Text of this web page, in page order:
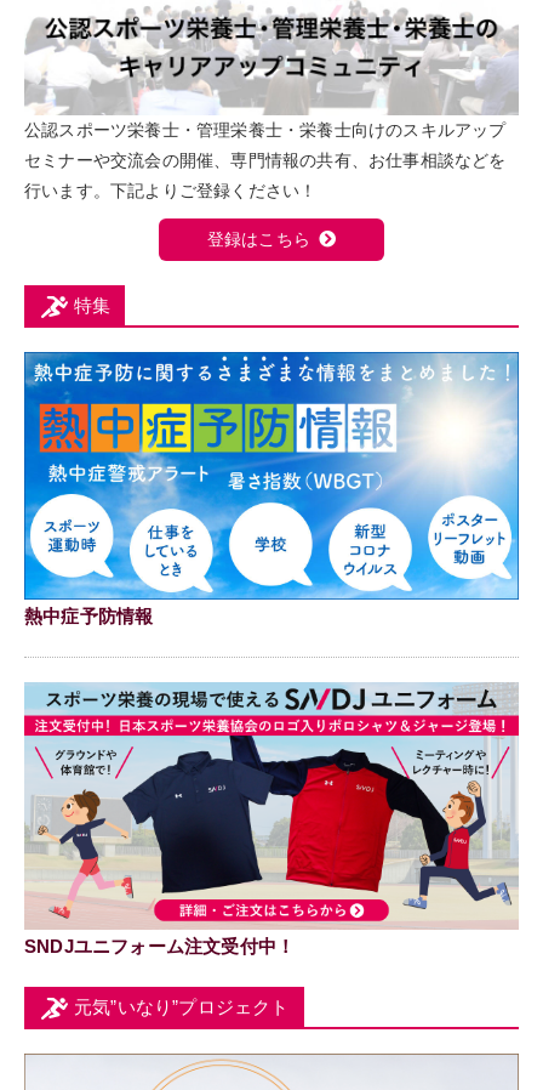
公認スポーツ栄養士・管理栄養士・栄養士向けのスキルアップ
セミナーや交流会の開催、専門情報の共有、お仕事相談などを
行います。下記よりご登録ください！
登録はこちら
特集
熱中症予防情報
SNDJユニフォーム注文受付中！
元気”いなり”プロジェクト